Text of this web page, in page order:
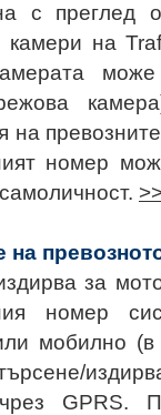
с преглед
камери на
на
номер
на
за
номер
мобилно (в
GPRS.